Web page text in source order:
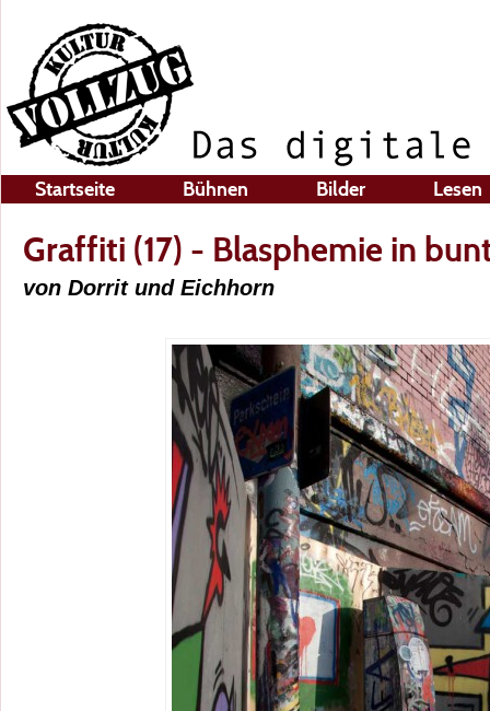
Startseite Bühnen Bilder Lesen
Graffiti (17) - Blasphemie in
von Dorrit und Eichhorn